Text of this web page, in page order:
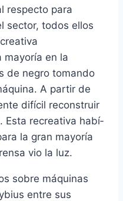
respecto para
sector, todos ellos
mayorí­a en la
de negro tomando
A partir de
difí­cil reconstruir
Esta recreativa habí­
la gran mayorí­a
vio la luz.
sobre máquinas
entre sus